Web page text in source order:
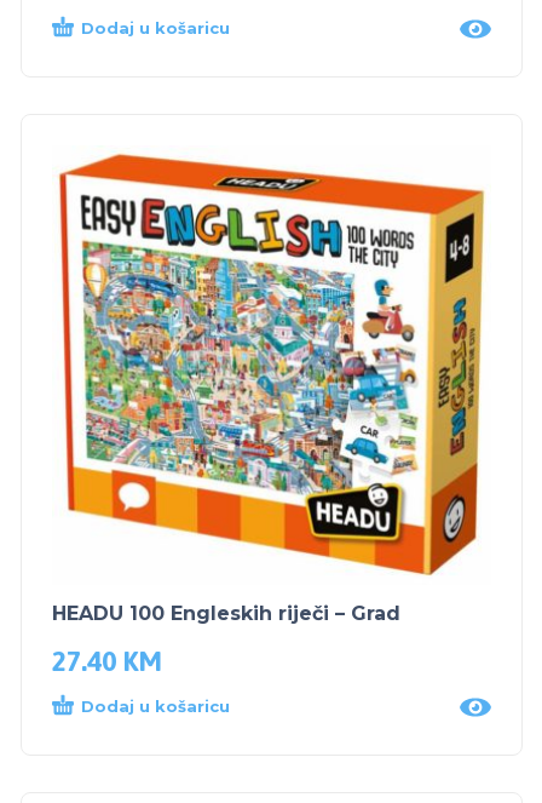
Dodaj u košaricu
HEADU 100 Engleskih riječi – Grad
27.40 KM
Dodaj u košaricu